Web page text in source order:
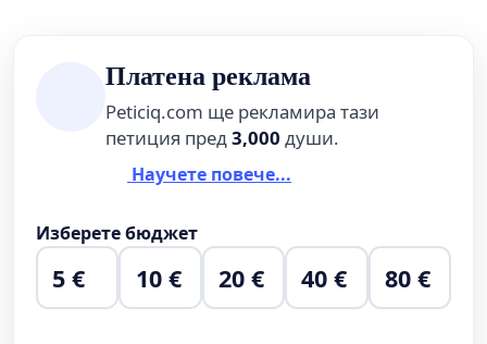
Платена реклама
Peticiq.com ще рекламира тази
петиция пред3,000 души.
Научете повече...
Изберете бюджет
5 € 10 € 20 € 40 € 80 €